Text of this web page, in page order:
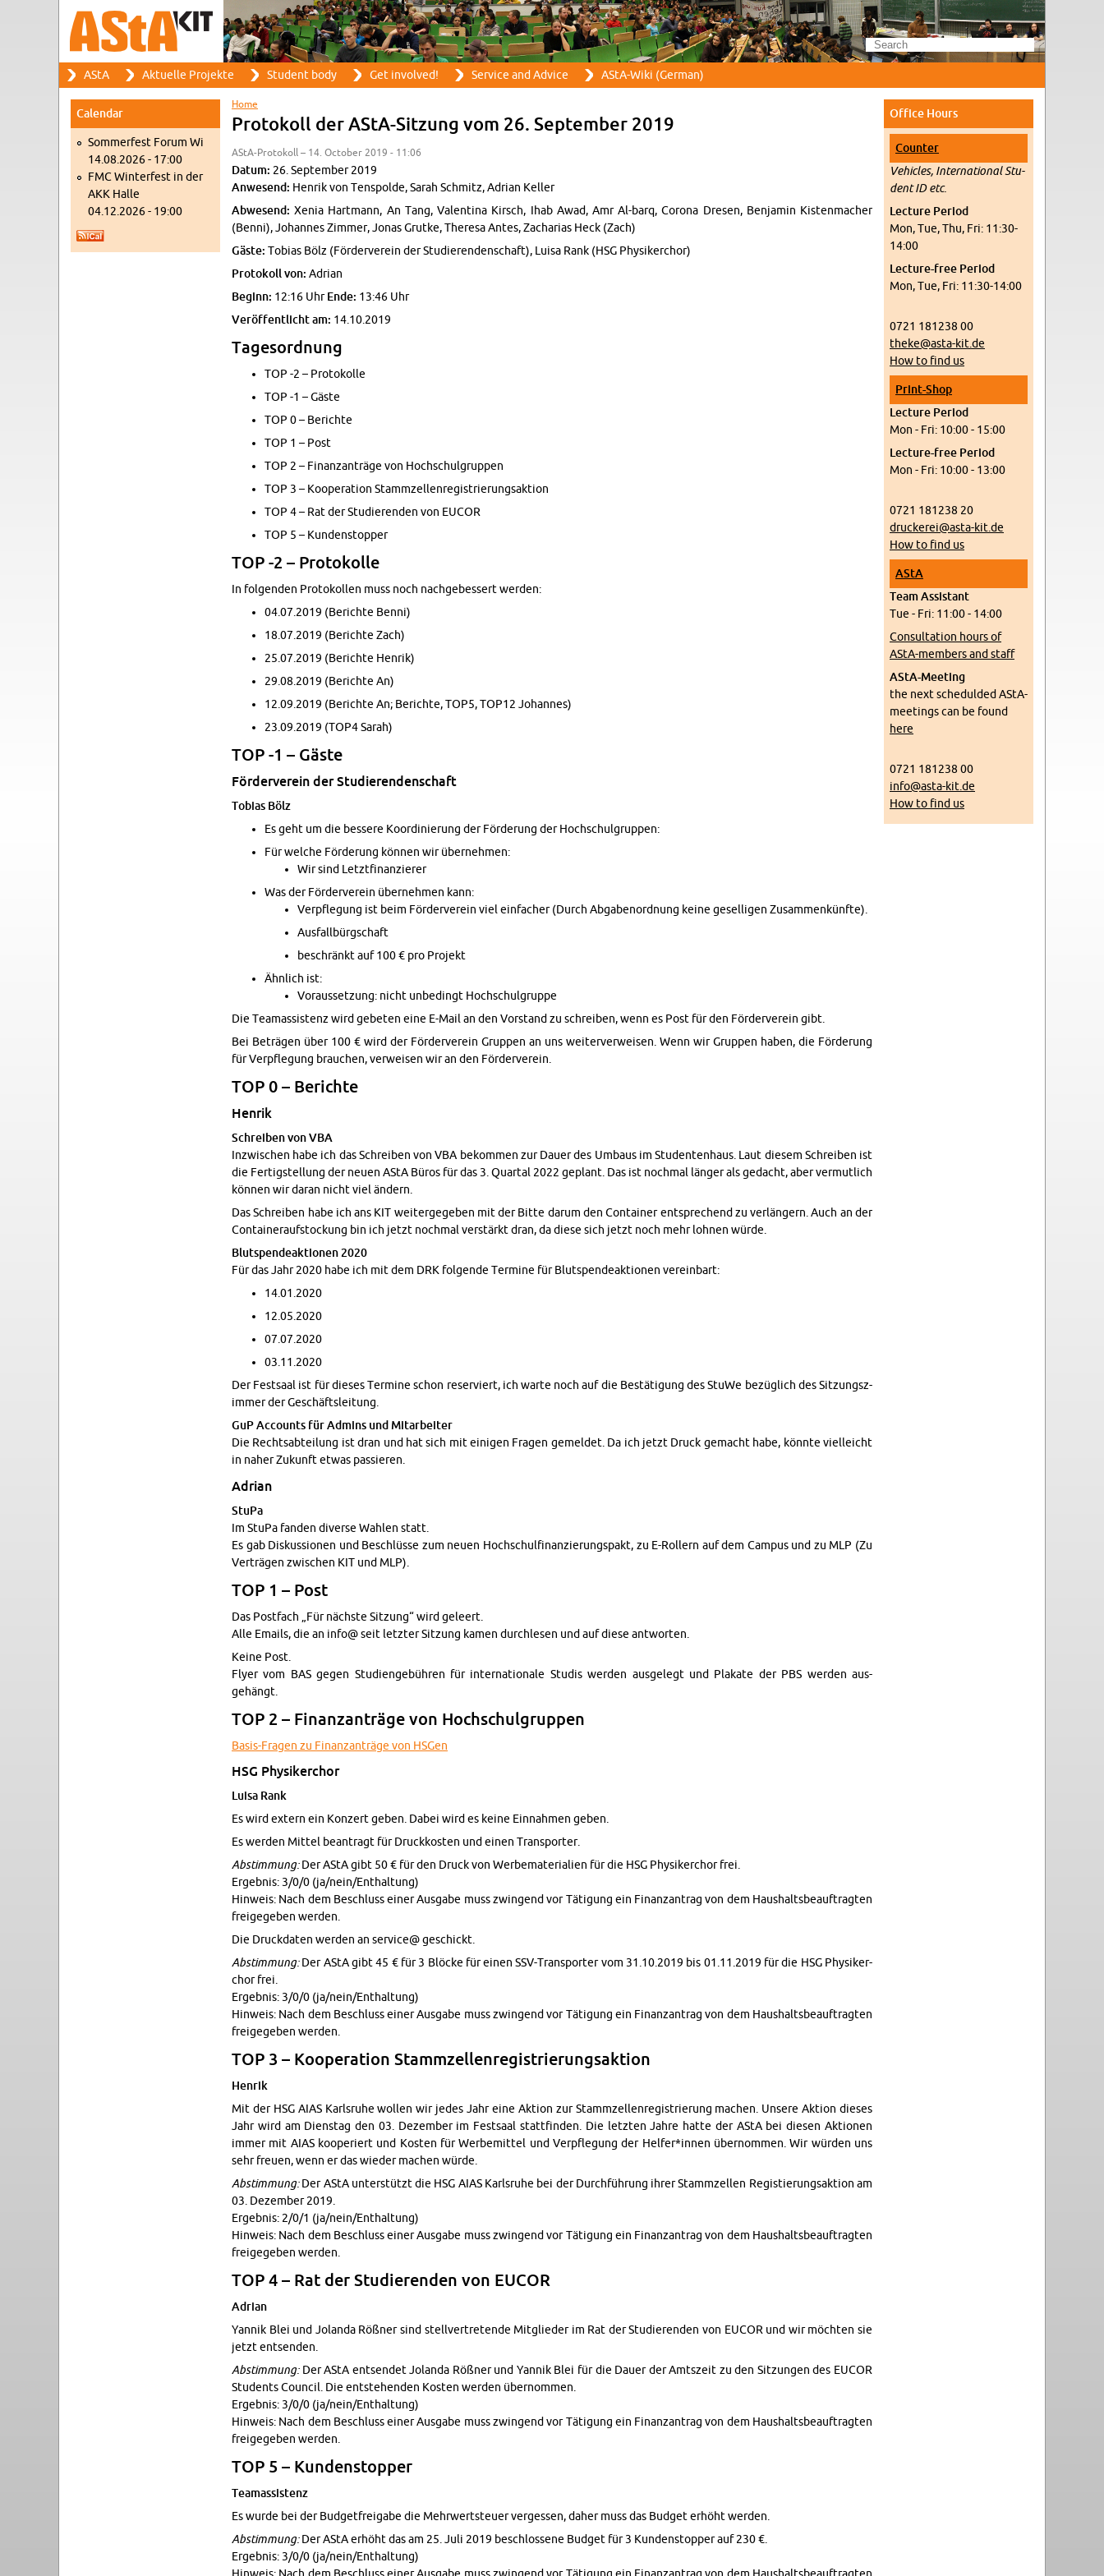
Skip to main content
Search form
Search
Main menu
AStA Ak­tuelle Pro­jekte Stu­dent body Get in­volved! Ser­vice and Ad­vice AStA-Wiki (Ger­man)
Cal­en­dar
Som­mer­fest Forum Wi
14.08.2026 - 17:00
FMC Win­ter­fest in der
AKK Halle
04.12.2026 - 19:00
You are here
Home
Pro­tokoll der AStA-Sitzung vom 26. Sep­tem­ber 2019
AStA-Pro­tokoll – 14. Oc­to­ber 2019 - 11:06
Datum: 26. Sep­tem­ber 2019
An­we­send: Hen­rik von Ten­spolde, Sarah Schmitz, Adrian Keller
Ab­we­send: Xenia Hart­mann, An Tang, Valentina Kirsch, Ihab Awad, Amr Al-barq, Corona Dresen, Ben­jamin Kisten­macher
(Benni), Jo­hannes Zim­mer, Jonas Grutke, Theresa Antes, Zacharias Heck (Zach)
Gäste: To­bias Bölz (Förderverein der Studieren­den­schaft), Luisa Rank (HSG Physik­er­chor)
Pro­tokoll von: Adrian
Be­ginn: 12:16 Uhr Ende: 13:46 Uhr
Veröffentlicht am: 14.10.2019
Tage­sor­d­nung
TOP -2 – Pro­tokolle
TOP -1 – Gäste
TOP 0 – Berichte
TOP 1 – Post
TOP 2 – Fi­nan­zanträge von Hochschul­grup­pen
TOP 3 – Ko­op­er­a­tion Stam­mzel­len­reg­istrierungsak­tion
TOP 4 – Rat der Studieren­den von EUCOR
TOP 5 – Kun­den­stop­per
TOP -2 – Pro­tokolle
In fol­gen­den Pro­tokollen muss noch nachgebessert wer­den:
04.07.2019 (Berichte Benni)
18.07.2019 (Berichte Zach)
25.07.2019 (Berichte Hen­rik)
29.08.2019 (Berichte An)
12.09.2019 (Berichte An; Berichte, TOP5, TOP12 Jo­hannes)
23.09.2019 (TOP4 Sarah)
TOP -1 – Gäste
Förderverein der Studieren­den­schaft
To­bias Bölz
Es geht um die bessere Ko­or­dinierung der Förderung der Hochschul­grup­pen:
Für welche Förderung können wir übernehmen:
Wir sind Let­zt­fi­nanzierer
Was der Förderverein übernehmen kann:
Verpfle­gung ist beim Förderverein viel ein­facher (Durch Ab­gabenord­nung keine gesel­li­gen Zusam­menkünfte).
Aus­fallbürgschaft
beschränkt auf 100 € pro Pro­jekt
Ähn­lich ist:
Vo­raus­set­zung: nicht unbe­d­ingt Hochschul­gruppe
Die Tea­mas­sis­tenz wird ge­beten eine E-Mail an den Vor­stand zu schreiben, wenn es Post für den Förderverein gibt.
Bei Beträgen über 100 € wird der Förderverein Grup­pen an uns weit­er­ver­weisen. Wenn wir Grup­pen haben, die Förderung
für Verpfle­gung brauchen, ver­weisen wir an den Förderverein.
TOP 0 – Berichte
Hen­rik
Schreiben von VBA
In­zwis­chen habe ich das Schreiben von VBA bekom­men zur Dauer des Um­baus im Stu­den­ten­haus. Laut diesem Schreiben ist
die Fer­tig­stel­lung der neuen AStA Büros für das 3. Quar­tal 2022 ge­plant. Das ist nochmal länger als gedacht, aber ver­mut­lich
können wir daran nicht viel ändern.
Das Schreiben habe ich ans KIT weit­ergegeben mit der Bitte darum den Con­tainer entsprechend zu verlängern. Auch an der
Con­tain­er­auf­s­tock­ung bin ich jetzt nochmal verstärkt dran, da diese sich jetzt noch mehr lohnen würde.
Blut­spendeak­tio­nen 2020
Für das Jahr 2020 habe ich mit dem DRK fol­gende Ter­mine für Blut­spendeak­tio­nen vere­in­bart:
14.01.2020
12.05.2020
07.07.2020
03.11.2020
Der Fest­saal ist für dieses Ter­mine schon re­serviert, ich warte noch auf die Bestäti­gung des StuWe bezüglich des Sitzungsz­
im­mer der Geschäft­sleitung.
GuP Ac­counts für Ad­mins und Mi­tar­beiter
Die Rechtsabteilung ist dran und hat sich mit eini­gen Fra­gen gemeldet. Da ich jetzt Druck gemacht habe, könnte vielle­icht
in naher Zukunft etwas passieren.
Adrian
StuPa
Im StuPa fan­den di­verse Wahlen statt.
Es gab Diskus­sio­nen und Beschlüsse zum neuen Hochschul­fi­nanzierungspakt, zu E-Rollern auf dem Cam­pus und zu MLP (Zu
Verträgen zwis­chen KIT und MLP).
TOP 1 – Post
Das Post­fach „Für nächste Sitzung“ wird geleert.
Alle Emails, die an info@ seit let­zter Sitzung kamen durch­le­sen und auf diese antworten.
Keine Post.
Flyer vom BAS gegen Stu­di­engebühren für in­ter­na­tionale Studis wer­den aus­gelegt und Plakate der PBS wer­den aus­
gehängt.
TOP 2 – Fi­nan­zanträge von Hochschul­grup­pen
Ba­sis-Fra­gen zu Fi­nan­zanträge von HSGen
HSG Physik­er­chor
Luisa Rank
Es wird ex­tern ein Konz­ert geben. Dabei wird es keine Ein­nah­men geben.
Es wer­den Mit­tel beantragt für Druck­kosten und einen Trans­porter.
Ab­stim­mung:Der AStA gibt 50 € für den Druck von Werbe­ma­te­ri­alien für die HSG Physik­er­chor frei.
Ergeb­nis: 3/0/0 (ja/nein/En­thal­tung)
Hin­weis: Nach dem Beschluss einer Aus­gabe muss zwin­gend vor Täti­gung ein Fi­nan­zantrag von dem Haushalts­beauf­tragten
freigegeben wer­den.
Die Druck­daten wer­den an ser­vice@ geschickt.
Ab­stim­mung:Der AStA gibt 45 € für 3 Blöcke für einen SSV-Trans­porter vom 31.10.2019 bis 01.11.2019 für die HSG Physik­er­
chor frei.
Ergeb­nis: 3/0/0 (ja/nein/En­thal­tung)
Hin­weis: Nach dem Beschluss einer Aus­gabe muss zwin­gend vor Täti­gung ein Fi­nan­zantrag von dem Haushalts­beauf­tragten
freigegeben wer­den.
TOP 3 – Ko­op­er­a­tion Stam­mzel­len­reg­istrierungsak­tion
Hen­rik
Mit der HSG AIAS Karl­sruhe wollen wir jedes Jahr eine Ak­tion zur Stam­mzel­len­reg­istrierung machen. Un­sere Ak­tion dieses
Jahr wird am Di­en­stag den 03. Dezem­ber im Fest­saal stat­tfinden. Die let­zten Jahre hatte der AStA bei diesen Ak­tio­nen
immer mit AIAS kooperiert und Kosten für Werbe­mit­tel und Verpfle­gung der Helfer*innen übernom­men. Wir würden uns
sehr freuen, wenn er das wieder machen würde.
Ab­stim­mung:Der AStA un­terstützt die HSG AIAS Karl­sruhe bei der Durchführung ihrer Stam­mzellen Reg­istierungsak­tion am
03. Dezem­ber 2019.
Ergeb­nis: 2/0/1 (ja/nein/En­thal­tung)
Hin­weis: Nach dem Beschluss einer Aus­gabe muss zwin­gend vor Täti­gung ein Fi­nan­zantrag von dem Haushalts­beauf­tragten
freigegeben wer­den.
TOP 4 – Rat der Studieren­den von EUCOR
Adrian
Yan­nik Blei und Jolanda Rößner sind stel­lvertre­tende Mit­glieder im Rat der Studieren­den von EUCOR und wir möchten sie
jetzt entsenden.
Ab­stim­mung:Der AStA entsendet Jolanda Rößner und Yan­nik Blei für die Dauer der Amt­szeit zu den Sitzun­gen des EUCOR
Stu­dents Coun­cil. Die entste­hen­den Kosten wer­den übernom­men.
Ergeb­nis: 3/0/0 (ja/nein/En­thal­tung)
Hin­weis: Nach dem Beschluss einer Aus­gabe muss zwin­gend vor Täti­gung ein Fi­nan­zantrag von dem Haushalts­beauf­tragten
freigegeben wer­den.
TOP 5 – Kun­den­stop­per
Tea­mas­sis­tenz
Es wurde bei der Bud­get­freigabe die Mehrw­ert­s­teuer vergessen, daher muss das Bud­get erhöht wer­den.
Ab­stim­mung:Der AStA erhöht das am 25. Juli 2019 beschlossene Bud­get für 3 Kun­den­stop­per auf 230 €.
Ergeb­nis: 3/0/0 (ja/nein/En­thal­tung)
Of­fice Hours
Counter
Ve­hi­cles, In­ter­na­tional Stu­
dent ID etc.
Lec­ture Pe­riod
Mon, Tue, Thu, Fri: 11:30-
14:00
Lec­ture-free Pe­riod
Mon, Tue, Fri: 11:30-14:00
0721 181238 00
theke@​asta-​kit.​de
How to find us
Print-Shop
Lec­ture Pe­riod
Mon - Fri: 10:00 - 15:00
Lec­ture-free Pe­riod
Mon - Fri: 10:00 - 13:00
0721 181238 20
druckerei@​asta-​kit.​de
How to find us
AStA
Team As­sis­tant
Tue - Fri: 11:00 - 14:00
Con­sul­ta­tion hours of
AStA-mem­bers and staff
AStA-Meet­ing
the next schedulded AStA-
meet­ings can be found
here
0721 181238 00
info@​asta-​kit.​de
How to find us